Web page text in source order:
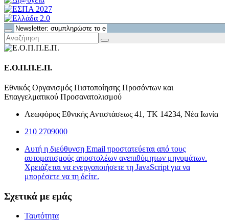
Ε.Ο.Π.Π.Ε.Π.
Εθνικός Οργανισμός Πιστοποίησης Προσόντων και
Επαγγελματικού Προσανατολισμού
Λεωφόρος Εθνικής Αντιστάσεως 41, ΤΚ 14234, Νέα Ιωνία
210 2709000
Αυτή η διεύθυνση Email προστατεύεται από τους
αυτοματισμούς αποστολέων ανεπιθύμητων μηνυμάτων.
Χρειάζεται να ενεργοποιήσετε τη JavaScript για να
μπορέσετε να τη δείτε.
Σχετικά με εμάς
Ταυτότητα